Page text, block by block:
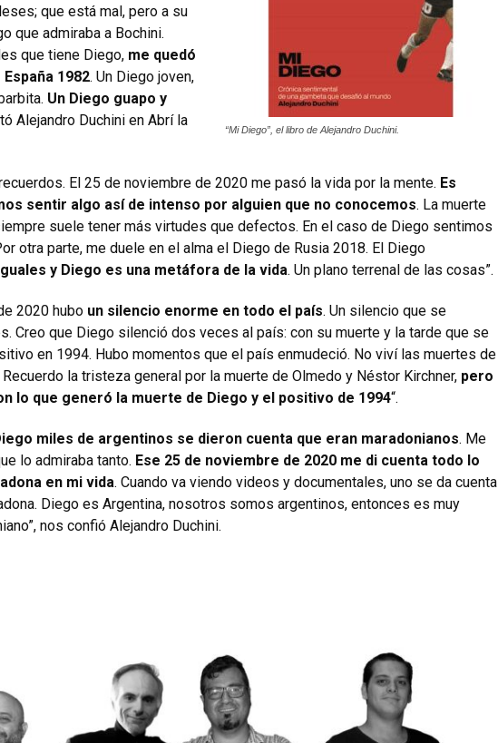
“Mi Diego”, el libro de Alejandro Duchini.
que está mal, pero a su
que admiraba a Bochini.
que tiene Diego, me quedó
1982. Un Diego joven,
Un Diego guapo y
Alejandro Duchini en Abrí la
El 25 de noviembre de 2020 me pasó la vida por la mente. Es
sentir algo así de intenso por alguien que no conocemos. La muerte
suele tener más virtudes que defectos. En el caso de Diego sentimos
otra parte, me duele en el alma el Diego de Rusia 2018. El Diego
y Diego es una metáfora de la vida. Un plano terrenal de las cosas”.
2020 hubo un silencio enorme en todo el país. Un silencio que se
Creo que Diego silenció dos veces al país: con su muerte y la tarde que se
en 1994. Hubo momentos que el país enmudeció. No viví las muertes de
Recuerdo la tristeza general por la muerte de Olmedo y Néstor Kirchner, pero
lo que generó la muerte de Diego y el positivo de 1994“.
miles de argentinos se dieron cuenta que eran maradonianos. Me
lo admiraba tanto. Ese 25 de noviembre de 2020 me di cuenta todo lo
en mi vida. Cuando va viendo videos y documentales, uno se da cuenta
Diego es Argentina, nosotros somos argentinos, entonces es muy
nos confió Alejandro Duchini.